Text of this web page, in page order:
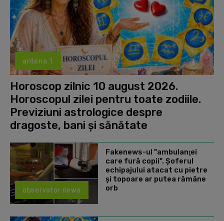
antena 1
Horoscop zilnic 10 august 2026.
Horoscopul zilei pentru toate zodiile.
Previziuni astrologice despre
dragoste, bani și sănătate
observator news
Fakenews-ul "ambulanţei
care fură copii". Şoferul
echipajului atacat cu pietre
şi topoare ar putea rămâne
orb